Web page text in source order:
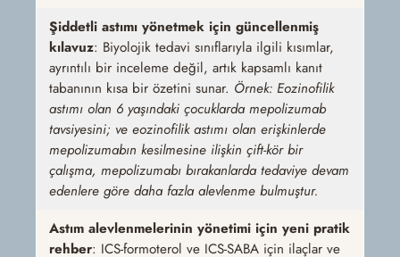
Şiddetli astımı yönetmek için güncellenmiş
kılavuz: Biyolojik tedavi sınıflarıyla ilgili kısımlar,
ayrıntılı bir inceleme değil, artık kapsamlı kanıt
tabanının kısa bir özetini sunar. Örnek: Eozinofilik
astımı olan 6 yaşındaki çocuklarda mepolizumab
tavsiyesini; ve eozinofilik astımı olan erişkinlerde
mepolizumabın kesilmesine ilişkin çift-kör bir
çalışma, mepolizumabı bırakanlarda tedaviye devam
edenlere göre daha fazla alevlenme bulmuştur.
Astım alevlenmelerinin yönetimi için yeni pratik
rehber: ICS-formoterol ve ICS-SABA için ilaçlar ve